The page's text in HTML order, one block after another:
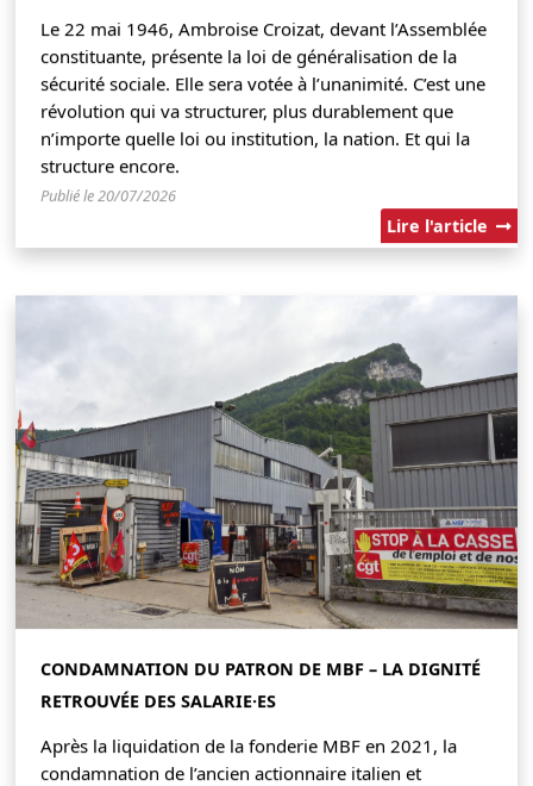
Le 22 mai 1946, Ambroise Croizat, devant l’Assemblée
constituante, présente la loi de généralisation de la
sécurité sociale. Elle sera votée à l’unanimité. C’est une
révolution qui va structurer, plus durablement que
n’importe quelle loi ou institution, la nation. Et qui la
structure encore.
Publié le 20/07/2026
Lire l'article
CONDAMNATION DU PATRON DE MBF – LA DIGNITÉ
RETROUVÉE DES SALARIE·ES
Après la liquidation de la fonderie MBF en 2021, la
condamnation de l’ancien actionnaire italien et